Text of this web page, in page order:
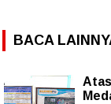
BACA